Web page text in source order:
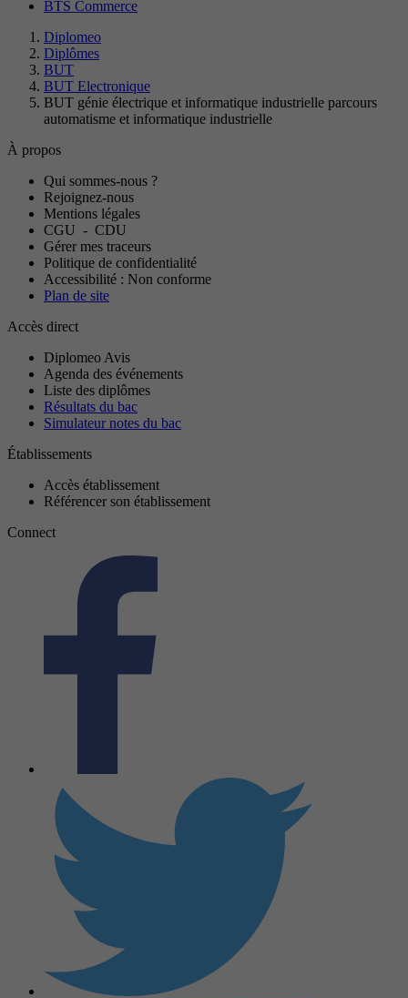
BTS Commerce
Diplomeo
Diplômes
BUT
BUT Electronique
BUT génie électrique et informatique industrielle parcours
automatisme et informatique industrielle
À propos
Qui sommes-nous ?
Rejoignez-nous
Mentions légales
CGU - CDU
Gérer mes traceurs
Politique de confidentialité
Accessibilité : Non conforme
Plan de site
Accès direct
Diplomeo Avis
Agenda des événements
Liste des diplômes
Résultats du bac
Simulateur notes du bac
Établissements
Accès établissement
Référencer son établissement
Connect